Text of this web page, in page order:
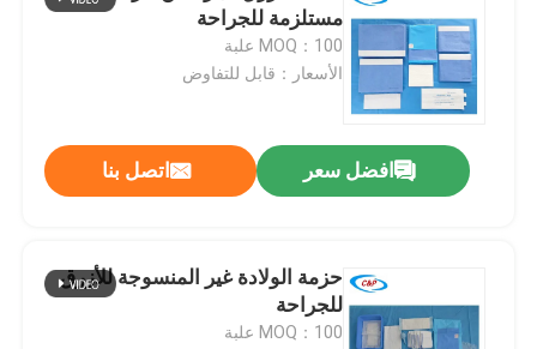
مستلزمة للجراحة
MOQ：100 علبة
الأسعار：قابل للتفاوض
افضل سعر اتصل بنا
حزمة الولادة غير المنسوجة للأزرق
للجراحة
MOQ：100 علبة